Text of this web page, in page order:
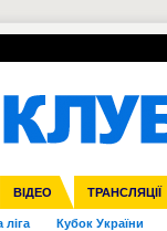
ВІДЕО ТРАНСЛЯЦІЇ
ліга Кубок України
Ліга націй Ліга
ІншіЧЄ-2015 (U-
УПЛ-ПЕРЕХОДИ